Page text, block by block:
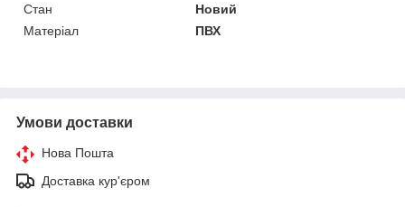
Стан
Новий
Матеріал
ПВХ
Умови доставки
Нова Пошта
Доставка кур'єром